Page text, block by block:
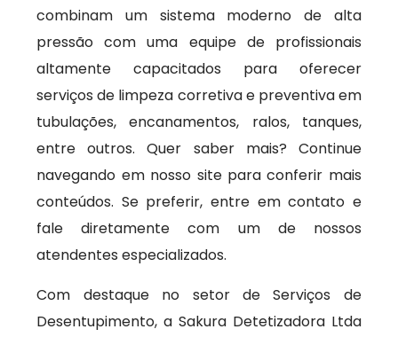
combinam um sistema moderno de alta
pressão com uma equipe de profissionais
altamente capacitados para oferecer
serviços de limpeza corretiva e preventiva em
tubulações, encanamentos, ralos, tanques,
entre outros. Quer saber mais? Continue
navegando em nosso site para conferir mais
conteúdos. Se preferir, entre em contato e
fale diretamente com um de nossos
atendentes especializados.
Com destaque no setor de Serviços de
Desentupimento, a Sakura Detetizadora Ltda